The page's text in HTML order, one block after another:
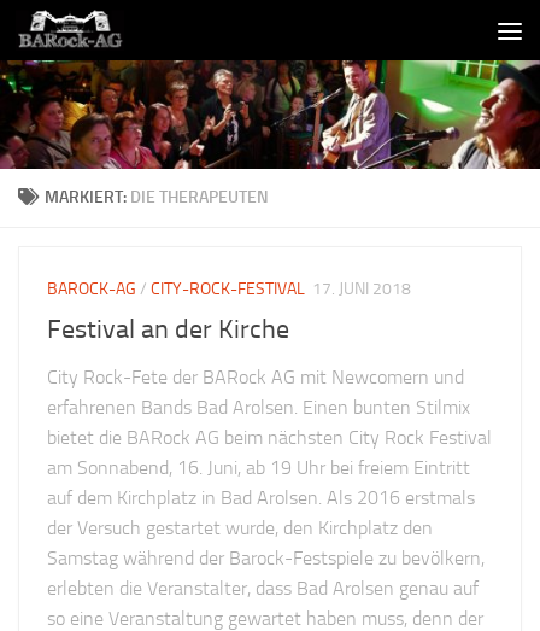
Skip to content
MARKIERT: DIE THERAPEUTEN
BAROCK-AG / CITY-ROCK-FESTIVAL 17. JUNI 2018
Festival an der Kirche
City Rock-Fete der BARock AG mit Newcomern und
erfahrenen Bands Bad Arolsen. Einen bunten Stilmix
bietet die BARock AG beim nächsten City Rock Festival
am Sonnabend, 16. Juni, ab 19 Uhr bei freiem Eintritt
auf dem Kirchplatz in Bad Arolsen. Als 2016 erstmals
der Versuch gestartet wurde, den Kirchplatz den
Samstag während der Barock-Festspiele zu bevölkern,
erlebten die Veranstalter, dass Bad Arolsen genau auf
so eine Veranstaltung gewartet haben muss, denn der